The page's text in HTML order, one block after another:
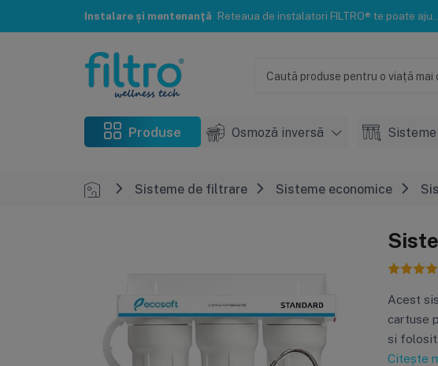
Instalare și mentenanță Reteaua de instalatori FILTRO® te poate ajuta cu instalarea sau mentenanța.
Produse Osmoză inversă
Sisteme de filtrare Sisteme economice
​Acest
cartuse
si
Citește